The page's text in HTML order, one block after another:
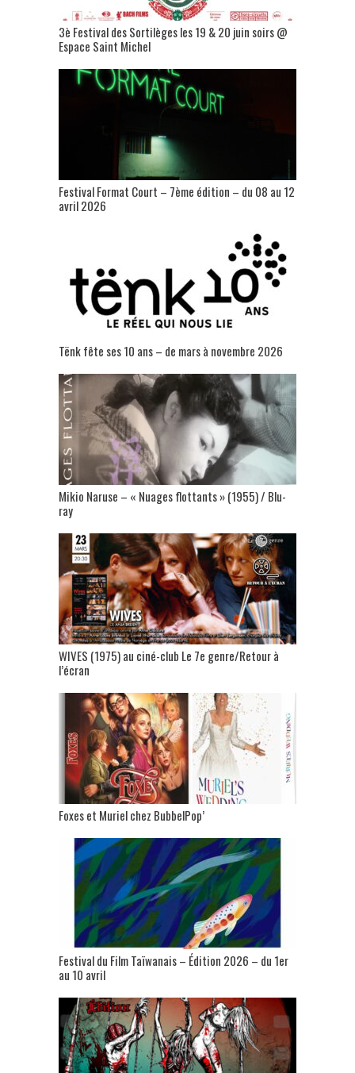
3è Festival des Sortilèges les 19 & 20 juin soirs @
Espace Saint Michel
Festival Format Court – 7ème édition – du 08 au 12
avril 2026
Tënk fête ses 10 ans – de mars à novembre 2026
Mikio Naruse – « Nuages flottants » (1955) / Blu-
ray
WIVES (1975) au ciné-club Le 7e genre/Retour à
l’écran
Foxes et Muriel chez BubbelPop’
Festival du Film Taïwanais – Édition 2026 – du 1er
au 10 avril